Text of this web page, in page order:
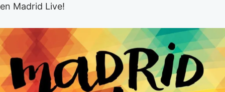
en Madrid Live!